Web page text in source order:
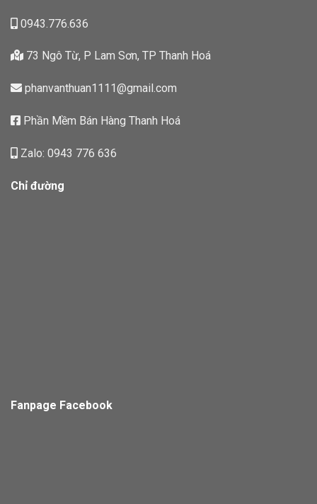
0943.776.636
73 Ngô Từ, P Lam Sơn, TP Thanh Hoá
phanvanthuan1111@gmail.com
Phần Mềm Bán Hàng Thanh Hoá
Zalo: 0943 776 636
Chỉ đường
Fanpage Facebook